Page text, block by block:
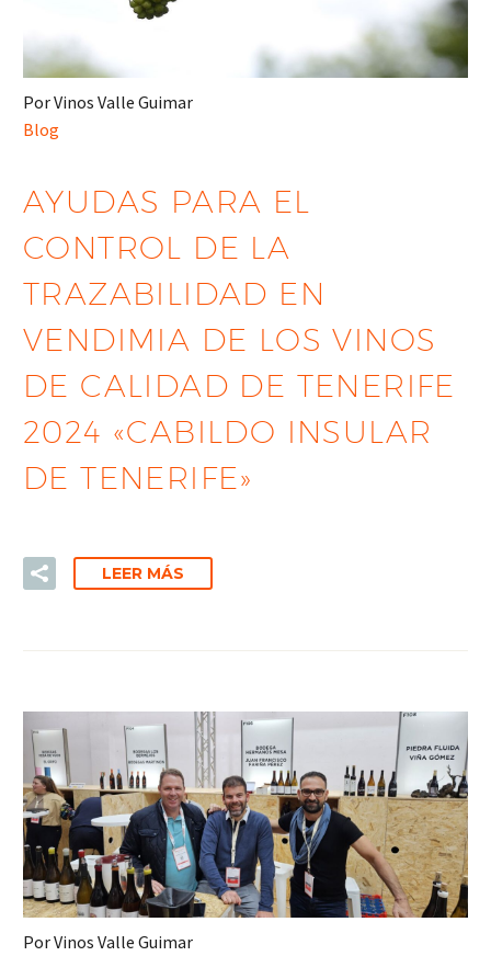
Por Vinos Valle Guimar
Blog
AYUDAS PARA EL
CONTROL DE LA
TRAZABILIDAD EN
VENDIMIA DE LOS VINOS
DE CALIDAD DE TENERIFE
2024 «CABILDO INSULAR
DE TENERIFE»
LEER MÁS
Por Vinos Valle Guimar